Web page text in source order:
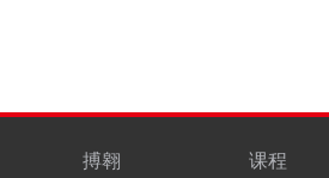
搏翱 课程